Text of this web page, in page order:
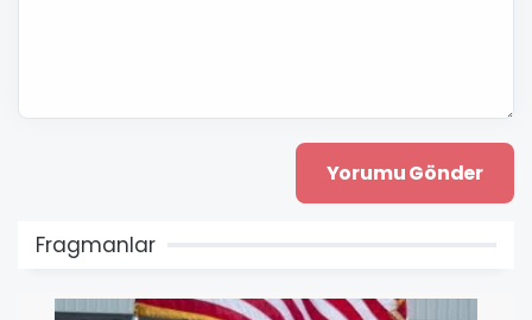
Fragmanlar